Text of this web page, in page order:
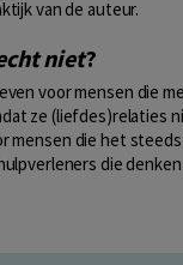
van de auteur.
niet?
voor mensen die
ze (liefdes)relaties
mensen die het
die